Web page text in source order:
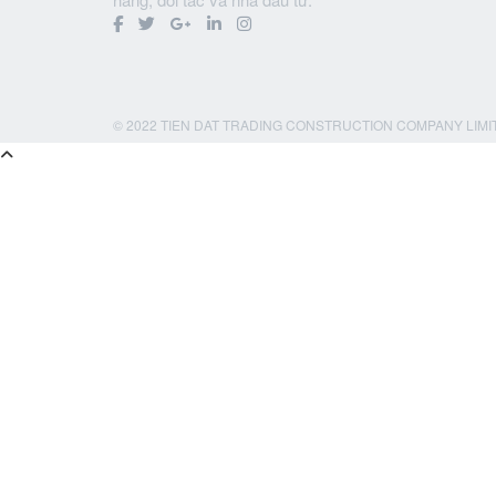
© 2022 TIEN DAT TRADING CONSTRUCTION COMPANY